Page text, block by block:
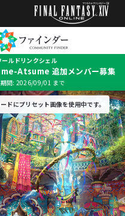
ールドリンクシェル
Atsume 追加メンバー募集
間: 2026/09/01 まで
ドにプリセット画像を使用中です。